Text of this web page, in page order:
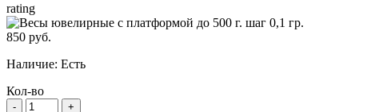
rating
850 руб.
Наличие: Есть
Кол-во